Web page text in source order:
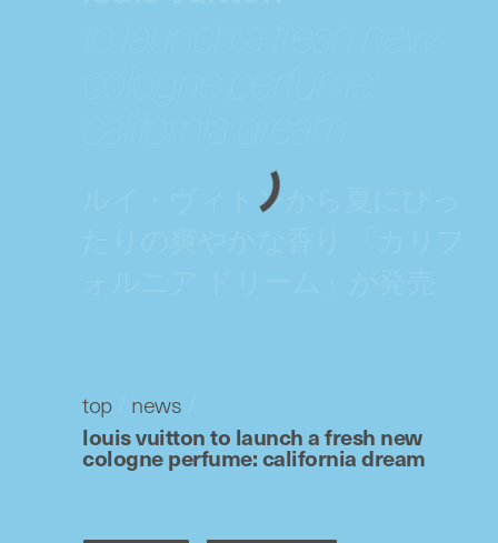
ルイ・ヴィトンから夏にぴっ
top/ news
louis vuitton to launch a fresh new
cologne perfume: california dream